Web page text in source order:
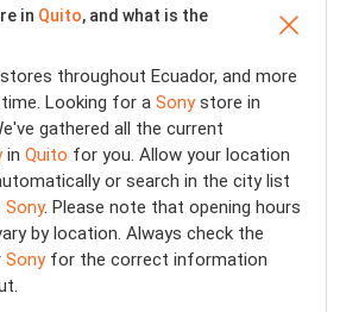
in Quito, and what is the
throughout Ecuador, and more
Looking for a Sonystore in
gathered all the current
in Quito for you. Allow your location
or search in the city list
Sony. Please note that opening hours
by location. Always check the
Sonyfor the correct information